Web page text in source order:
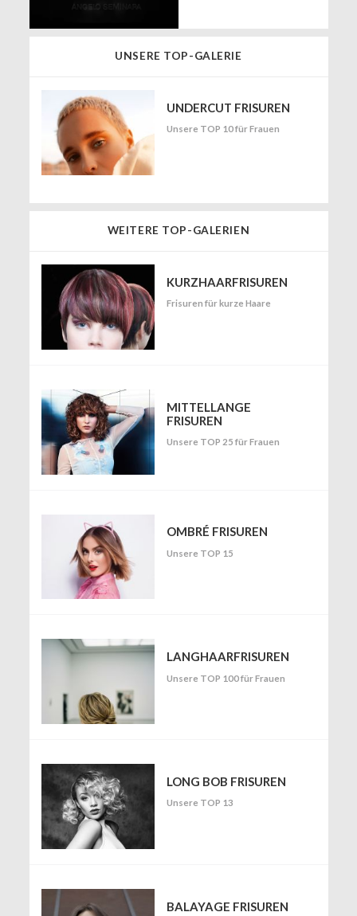
UNSERE TOP-GALERIE
UNDERCUT FRISUREN
Unsere TOP 10 für Frauen
WEITERE TOP-GALERIEN
KURZHAARFRISUREN
Frisuren für kurze Haare
MITTELLANGE
FRISUREN
Unsere TOP 25 für Frauen
OMBRÉ FRISUREN
Unsere TOP 15
LANGHAARFRISUREN
Unsere TOP 100 für Frauen
LONG BOB FRISUREN
Unsere TOP 13
BALAYAGE FRISUREN